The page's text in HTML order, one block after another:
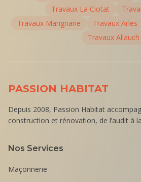
Travaux La Ciotat
Travaux Marignane Travaux Arles
Travaux Allauch
PASSION HABITAT
Depuis 2008, Passion Habitat
construction et rénovation, de l’audit à
Nos Services
Maçonnerie